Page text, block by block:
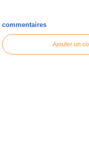
commentaires
Ajouter un